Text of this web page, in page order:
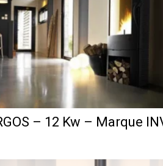
– 12 Kw – Marque